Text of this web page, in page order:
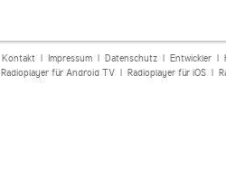
Kontakt| Impressum| Datenschutz| Entwickler|
Radioplayer für Android TV| Radioplayer für iOS|